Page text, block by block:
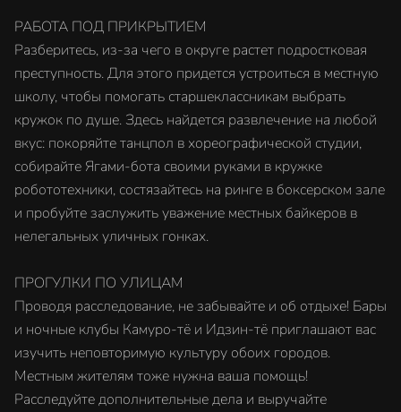
РАБОТА ПОД ПРИКРЫТИЕМ
Разберитесь, из-за чего в округе растет подростковая
преступность. Для этого придется устроиться в местную
школу, чтобы помогать старшеклассникам выбрать
кружок по душе. Здесь найдется развлечение на любой
вкус: покоряйте танцпол в хореографической студии,
собирайте Ягами-бота своими руками в кружке
робототехники, состязайтесь на ринге в боксерском зале
и пробуйте заслужить уважение местных байкеров в
нелегальных уличных гонках.
ПРОГУЛКИ ПО УЛИЦАМ
Проводя расследование, не забывайте и об отдыхе! Бары
и ночные клубы Камуро-тё и Идзин-тё приглашают вас
изучить неповторимую культуру обоих городов.
Местным жителям тоже нужна ваша помощь!
Расследуйте дополнительные дела и выручайте